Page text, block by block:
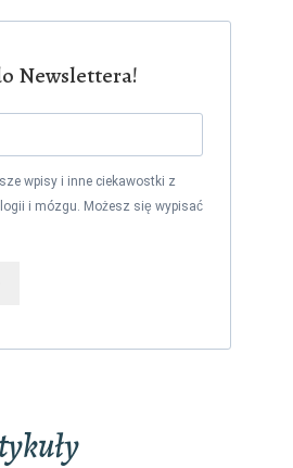
Newslettera!
wpisy i inne ciekawostki z
i mózgu. Możesz się wypisać